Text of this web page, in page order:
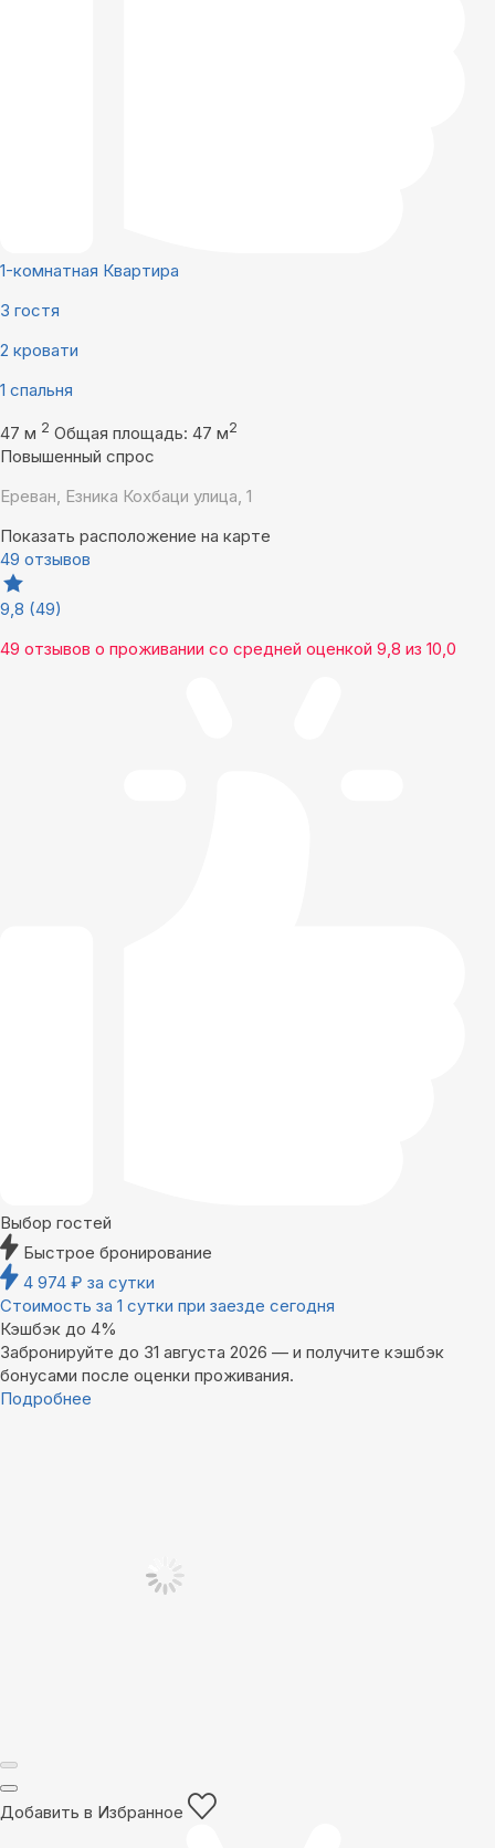
1-комнатная Квартира
3 гостя
2 кровати
1 спальня
47 м 2 Общая площадь: 47 м2
Повышенный спрос
Ереван, Езника Кохбаци улица, 1
Показать расположение на карте
49 отзывов
9,8 (49)
49 отзывов о проживании со средней оценкой 9,8 из 10,0
Выбор гостей
Быстрое бронирование
4 974 ₽ за сутки
Стоимость за 1 сутки при заезде сегодня
Кэшбэк до 4%
Забронируйте до 31 августа 2026 — и получите кэшбэк
бонусами после оценки проживания.
Подробнее
Добавить в Избранное